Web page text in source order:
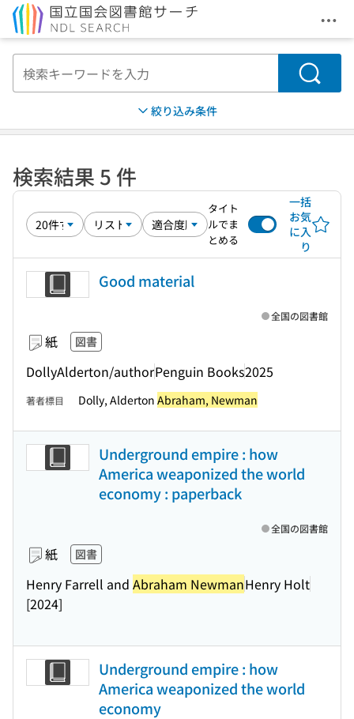
メ
検索
絞り込み条件
検索結果 5 件
タイト
ルでま
とめる
一括
お気
に入
り
Good material
紙 図書
DollyAlderton/authorPenguin Books2025
全国の図書館
著者標目 Dolly, Alderton Abraham, Newman
Underground empire : how
America weaponized the world
economy : paperback
紙 図書
Henry Farrell and Abraham NewmanHenry Holt
[2024]
全国の図書館
Underground empire : how
America weaponized the world
economy